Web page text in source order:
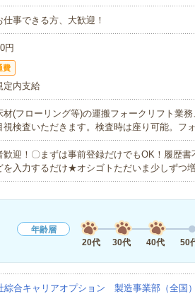
仕事できる方、大歓迎！
円
費
定内支給
材(フローリング等)の運搬フォークリフト業
視検査いただきます。検査時は座り可能。フ
迎！〇まずは事前登録だけでもOK！履歴
を入力するだけ★オシゴトただいま少しずつ
年齢層
20代
30代 40代 50
綜合キャリアオプション 製造事業部（全国）